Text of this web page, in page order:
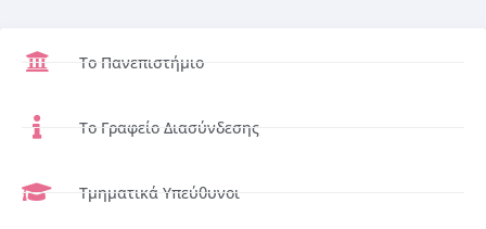
Το Πανεπιστήμιο
Το Γραφείο Διασύνδεσης
Τμηματικά Υπεύθυνοι